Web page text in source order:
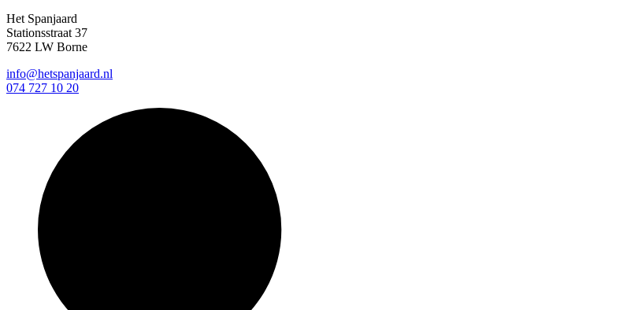
Het Spanjaard
Stationsstraat 37
7622 LW Borne
info@hetspanjaard.nl
074 727 10 20